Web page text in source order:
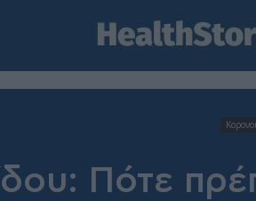
Πότε